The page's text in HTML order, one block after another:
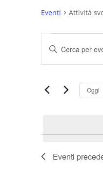
Eventi Attività
Eventi
Eventi
Ricerca
e
Inserisci
Parola
Chiave.
Eventi
Oggi
Eventi